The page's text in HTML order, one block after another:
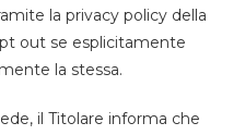
la privacy policy della
out se esplicitamente
la stessa.
il Titolare informa che